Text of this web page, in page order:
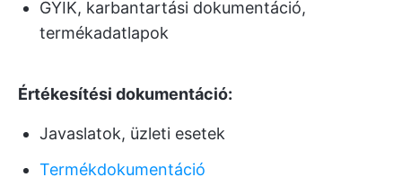
GYIK, karbantartási dokumentáció,
termékadatlapok
Értékesítési dokumentáció:
Javaslatok, üzleti esetek
Termékdokumentáció